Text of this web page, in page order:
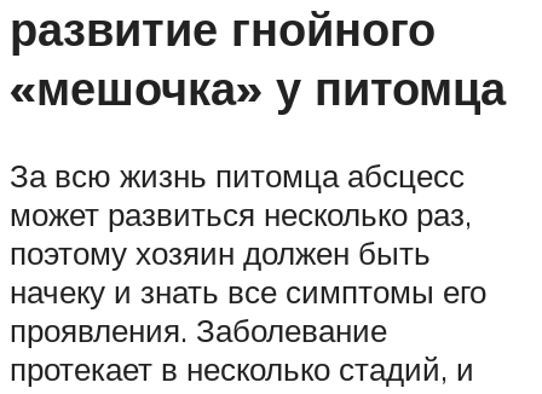
развитие гнойного
«мешочка» у питомца
За всю жизнь питомца абсцесс
может развиться несколько раз,
поэтому хозяин должен быть
начеку и знать все симптомы его
проявления. Заболевание
протекает в несколько стадий, и